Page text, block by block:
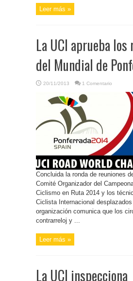
Leer más »
La UCI aprueba
del Mundial de
20/11/2013 1 Comentario
Concluida la ronda de reuniones
Comité Organizador del
Ciclismo en Ruta 2014 y los
Ciclista Internacional
organización comunica que los
contrarreloj y ...
Leer más »
La UCI inspecciona